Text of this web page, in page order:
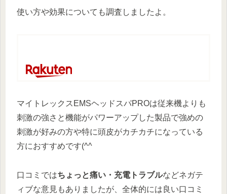
使い方や効果についても調査しましたよ。
マイトレックスEMSヘッドスパPROは従来機よりも
刺激の強さと機能がパワーアップした製品で強めの
刺激が好みの方や特に頭皮がカチカチになっている
方におすすめです(^^
口コミではちょっと痛い・充電トラブルなどネガテ
ィブな意見もありましたが、全体的には良い口コミ